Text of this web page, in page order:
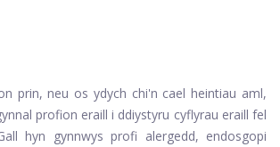
prin, neu os ydych chi'n cael heintiau aml,
profion eraill i ddiystyru cyflyrau eraill fel
hyn gynnwys profi alergedd, endosgopi